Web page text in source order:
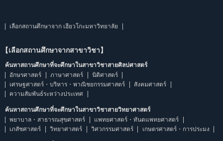
เลือกสถานศึกษาจาก เฮียวโกะมหาวิทยาลัย
【เลือกสถานศึกษาจากสาขาวิชา】
ค้นหาสถานศึกษาที่จะศึกษาในสาขาวิชาสายศิลปศาสตร์
อักษรศาสตร์
ภาษาศาสตร์
นิติศาสตร์
เศรษฐศาสตร์・บริหาร・พาณิชยกรรมศาสตร์
สังคมศาสตร์
ความสัมพันธ์ระหว่างประเทศ
ค้นหาสถานศึกษาที่จะศึกษาในสาขาวิชาสายวิทยาศาสตร์
พยาบาล・สาธารณสุขศาสตร์
แพทยศาสตร์・ทันตแพทยศาสตร์
เภสัชศาสตร์
วิทยาศาสตร์ วิศวกรรมศาสตร์ เกษตรศาสตร์・การประมง